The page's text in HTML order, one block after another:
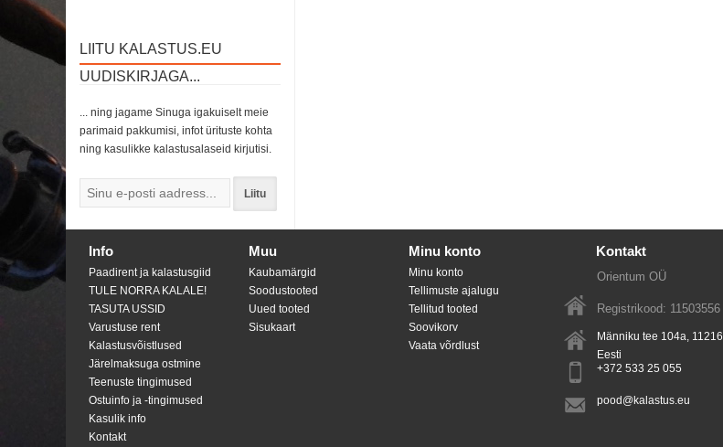
LIITU KALASTUS.EU
UUDISKIRJAGA...
... ning jagame Sinuga igakuiselt meie
parimaid pakkumisi, infot ürituste kohta
ning kasulikke kalastusalaseid kirjutisi.
Liitu
Info
Paadirent ja kalastusgiid
TULE NORRA KALALE!
TASUTA USSID
Varustuse rent
Kalastusvõistlused
Järelmaksuga ostmine
Teenuste tingimused
Ostuinfo ja -tingimused
Kasulik info
Kontakt
Muu
Kaubamärgid
Soodustooted
Uued tooted
Sisukaart
Minu konto
Minu konto
Tellimuste ajalugu
Tellitud tooted
Soovikorv
Vaata võrdlust
Kontakt
Orientum OÜ
Registrikood: 11503556
Männiku tee 104a, 11216
Eesti
+372 533 25 055
pood@kalastus.eu